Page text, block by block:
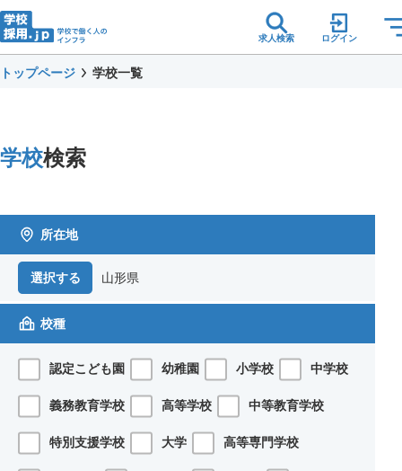
求人検索 ログイン
トップページ 学校一覧
学校検索
所在地
選択する 山形県
校種
認定こども園 幼稚園 小学校 中学校
義務教育学校 高等学校 中等教育学校
特別支援学校 大学 高等専門学校